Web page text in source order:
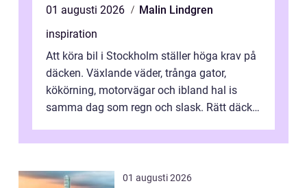
01 augusti 2026
Malin Lindgren
inspiration
Att köra bil i Stockholm ställer höga krav på
däcken. Växlande väder, trånga gator,
kökörning, motorvägar och ibland hal is
samma dag som regn och slask. Rätt däck
01 augusti 2026